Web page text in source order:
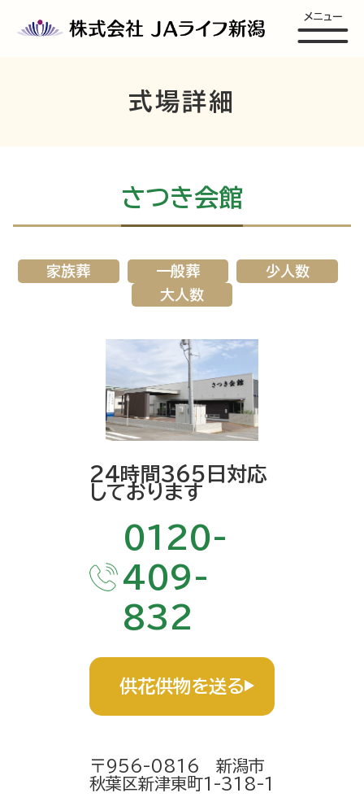
メニュー
式場詳細
さつき会館
家族葬 一般葬
少人数
大人数
24時間365日対応
しております
0120-
409-
832
供花供物を送る
〒956-0816 新潟市
秋葉区新津東町1-318-1